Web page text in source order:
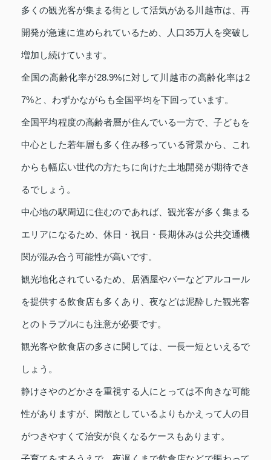
多くの観光客が集まる街として活気がある川越市は、再
開発が急速に進められているため、人口35万人を突破し
増加し続けています。
全国の高齢化率が28.9%に対して川越市の高齢化率は2
7%と、わずかながらも全国平均を下回っています。
全国平均程度の高齢者層が住んでいる一方で、子どもを
中心とした若年層も多く住み移っている背景から、これ
からも幅広い世代の方たちに向けた土地開発が期待でき
るでしょう。
中心地の駅周辺に住むのであれば、観光客が多く集まる
エリアになるため、休日・祝日・長期休みは公共交通機
関が混み合う可能性が高いです。
観光地化されているため、居酒屋やバーなどアルコール
を提供する飲食店も多くあり、夜などは泥酔した観光客
とのトラブルにも注意が必要です。
観光客や飲食店の多さに関しては、一長一短といえるで
しょう。
静けさやのどかさを重視する人にとっては不向きな可能
性がありますが、閑散としているよりもかえって人の目
がつきやすくて治安が良くなるケースもあります。